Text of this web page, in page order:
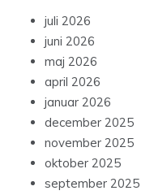
juli 2026
juni 2026
maj 2026
april 2026
januar 2026
december 2025
november 2025
oktober 2025
september 2025